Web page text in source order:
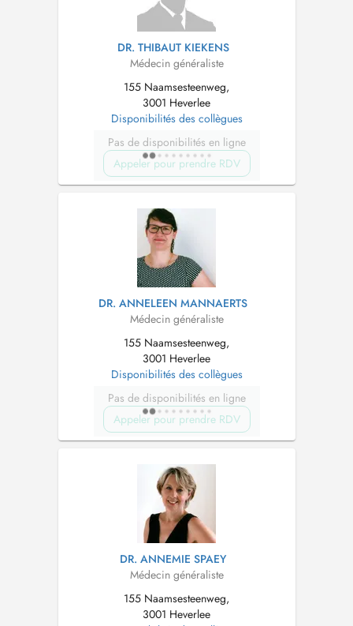
DR. THIBAUT KIEKENS
Médecin généraliste
155 Naamsesteenweg,
3001 Heverlee
Disponibilités des collègues
Pas de disponibilités en ligne
Appeler pour prendre RDV
DR. ANNELEEN MANNAERTS
Médecin généraliste
155 Naamsesteenweg,
3001 Heverlee
Disponibilités des collègues
Pas de disponibilités en ligne
Appeler pour prendre RDV
DR. ANNEMIE SPAEY
Médecin généraliste
155 Naamsesteenweg,
3001 Heverlee